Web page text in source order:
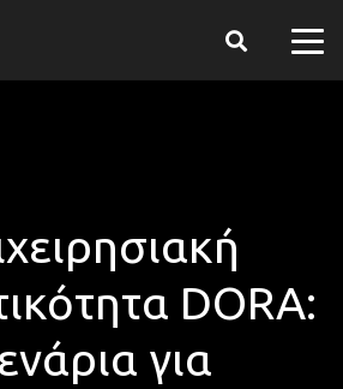
DORA:
για